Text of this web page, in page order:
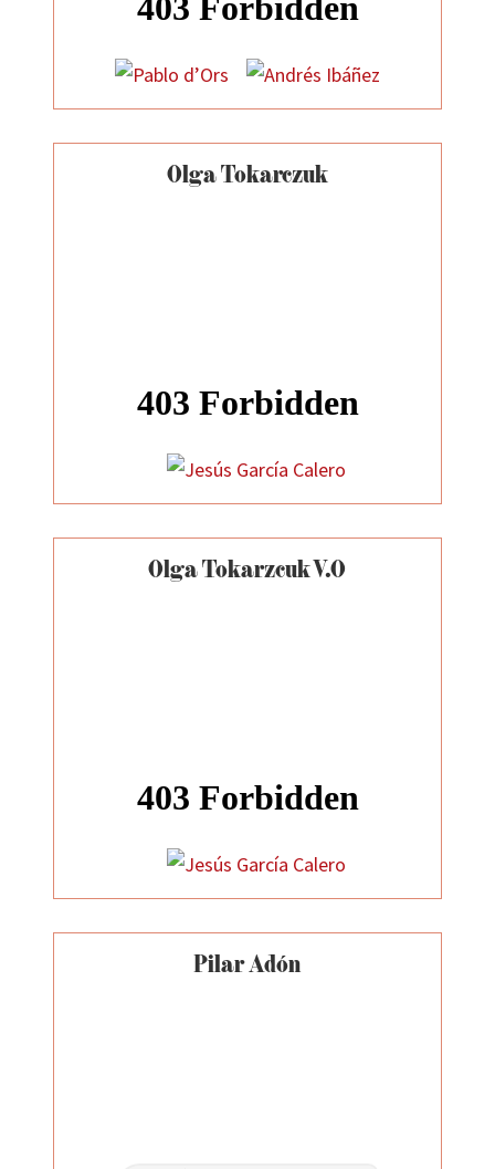
Olga Tokarczuk
Olga Tokarzcuk V.O
Pilar Adón